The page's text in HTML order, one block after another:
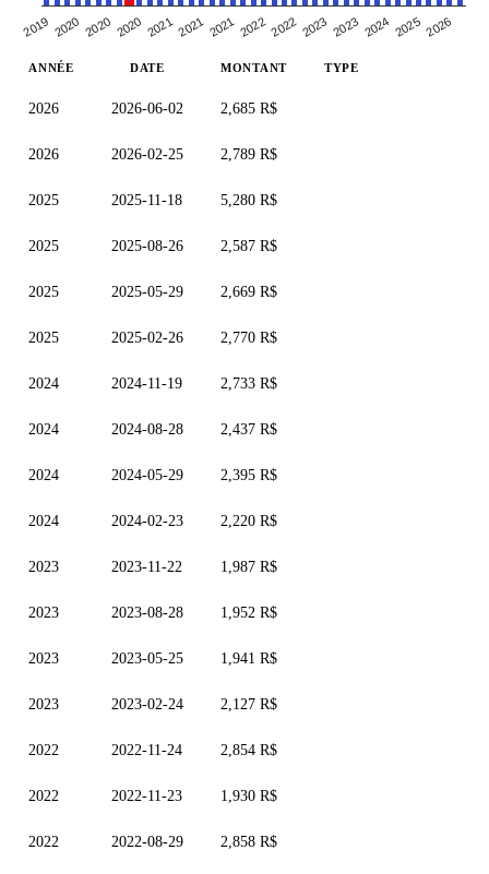
2019 2020 2020 2020 20212021 2021 20222022 2023 2023 2024 2025 2026
ANNÉE DATE MONTANT TYPE
2026 2026-06-02 2,685 R$
2026 2026-02-25 2,789 R$
2025 2025-11-18 5,280 R$
2025 2025-08-26 2,587 R$
2025 2025-05-29 2,669 R$
2025 2025-02-26 2,770 R$
2024 2024-11-19 2,733 R$
2024 2024-08-28 2,437 R$
2024 2024-05-29 2,395 R$
2024 2024-02-23 2,220 R$
2023 2023-11-22 1,987 R$
2023 2023-08-28 1,952 R$
2023 2023-05-25 1,941 R$
2023 2023-02-24 2,127 R$
2022 2022-11-24 2,854 R$
2022 2022-11-23 1,930 R$
2022 2022-08-29 2,858 R$